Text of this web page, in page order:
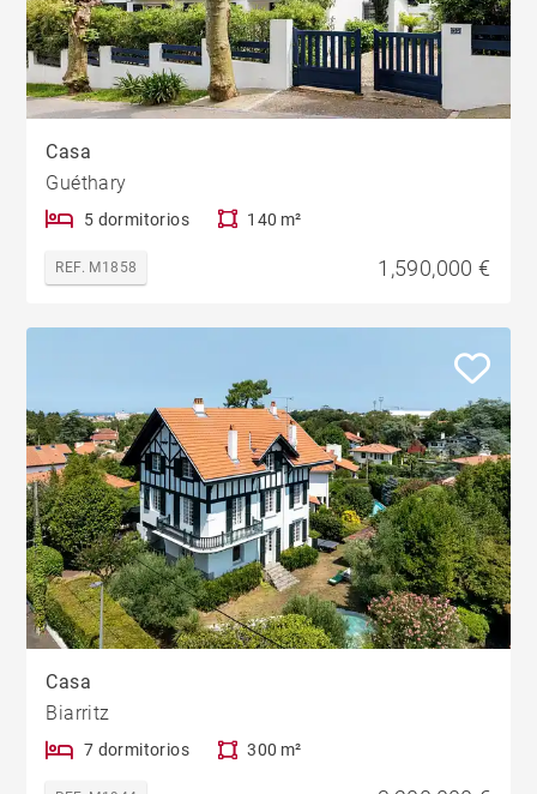
Casa
Guéthary
5 dormitorios 140 m²
REF. M1858 1,590,000 €
Casa
Biarritz
7 dormitorios 300 m²